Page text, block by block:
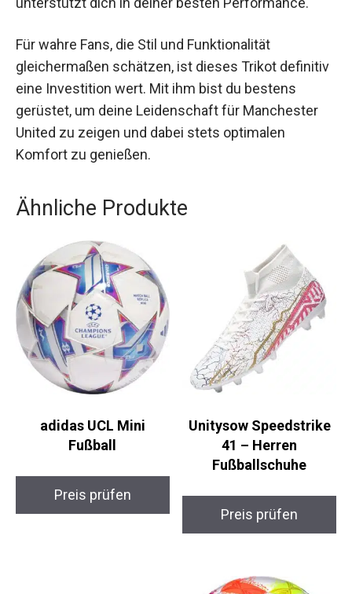
Ob für das Training, das Spiel oder die Freizeit,
dieses Trikot bietet dir stets höchsten Komfort
und unterstützt dich in deiner besten
Performance.
Für wahre Fans, die Stil und Funktionalität
gleichermaßen schätzen, ist dieses Trikot
definitiv eine Investition wert. Mit ihm bist du
Manchester United zu zeigen und dabei stets
Ähnliche Produkte
adidas UCL Mini
Fußball
Unitysow Speedstrike
41 – Herren
Fußballschuhe
Preis prüfen